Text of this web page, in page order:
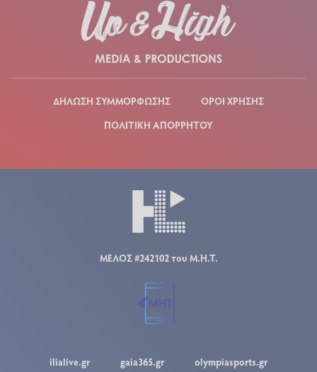
ΔΗΛΩΣΗ ΣΥΜΜΟΡΦΩΣΗΣ
ΟΡΟΙ ΧΡΗΣΗΣ
ΠΟΛΙΤΙΚΗ ΑΠΟΡΡΗΤΟΥ
ΜΕΛΟΣ #242102 του Μ.Η.Τ.
ilialive.gr gaia365.gr olympiasports.gr